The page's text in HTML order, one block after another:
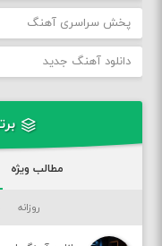
پخش سراسری آهنگ
دانلود آهنگ جدید
مطالب ویژه
روزانه